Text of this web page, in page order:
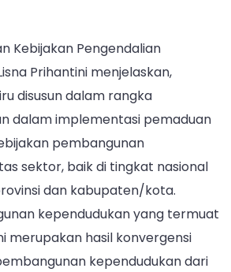
Kebijakan Pengendalian
Prihantini menjelaskan,
disusun dalam rangka
dalam implementasi pemaduan
pembangunan
sektor, baik di tingkat nasional
dan kabupaten/kota.
kependudukan yang termuat
merupakan hasil konvergensi
kependudukan dari